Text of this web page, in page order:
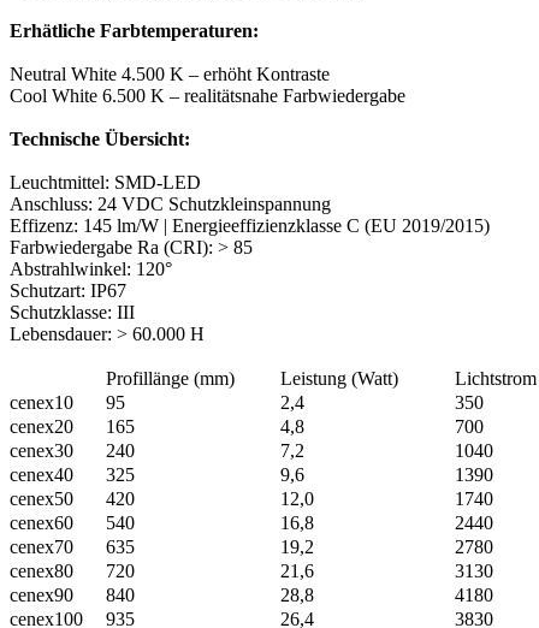
Erhätliche Farbtemperaturen:
Neutral White 4.500 K – erhöht Kontraste
Cool White 6.500 K – realitätsnahe Farbwiedergabe
Technische Übersicht:
Leuchtmittel: SMD-LED
Anschluss: 24 VDC Schutzkleinspannung
Effizenz: 145 lm/W | Energieeffizienzklasse C (EU 2019/2015)
Farbwiedergabe Ra (CRI): > 85
Abstrahlwinkel: 120°
Schutzart: IP67
Schutzklasse: III
Lebensdauer: > 60.000 H
Profillänge (mm) Leistung (Watt)
cenex10
95 2,4
350
cenex20
165 4,8
700
cenex30
240 7,2
1040
cenex40
325 9,6
1390
cenex50
420 12,0
1740
cenex60
540 16,8
2440
cenex70
635 19,2
2780
cenex80
720 21,6
3130
cenex90
840 28,8
4180
cenex100
935 26,4 3830